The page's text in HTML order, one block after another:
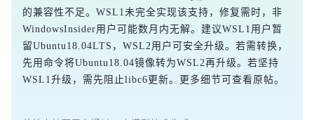
的兼容性不足。WSL1未完全实现该支持，修复需时，非
WindowsInsider用户可能数月内无解。建议WSL1用户暂
留Ubuntu18.04LTS，WSL2用户可安全升级。若需转换，
先用命令将Ubuntu18.04镜像转为WSL2再升级。若坚持
WSL1升级，需先阻止libc6更新。更多细节可查看原帖。